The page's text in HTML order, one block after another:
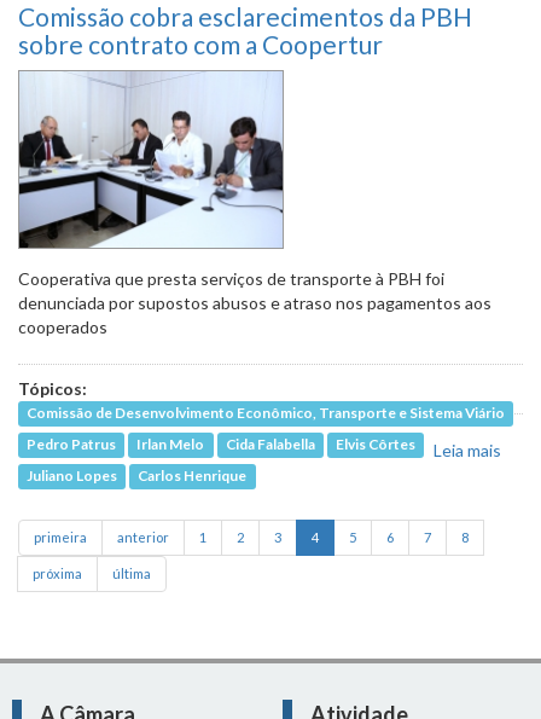
bilhetagem
Comissão cobra esclarecimentos da PBH
sobre contrato com a Coopertur
Cooperativa que presta serviços de transporte à PBH foi
denunciada por supostos abusos e atraso nos pagamentos aos
cooperados
Tópicos:
Comissão de Desenvolvimento Econômico, Transporte e Sistema Viário
Pedro Patrus
Irlan Melo Cida Falabella
Elvis Côrtes
Juliano Lopes
Carlos Henrique
Leia mais
primeira anterior 1 2 3 4 5 6 7 8
próxima última
A Câmara
Atividade